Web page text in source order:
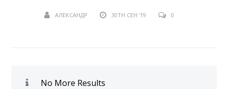
АЛЕКСАНДР 30TH СЕН '19 0
No More Results